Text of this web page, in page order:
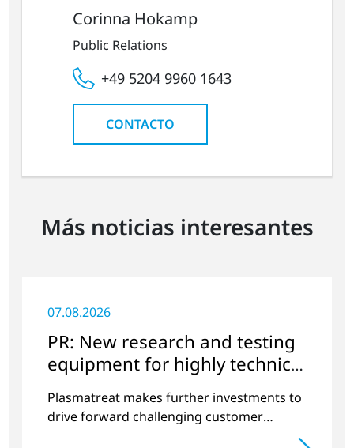
Corinna Hokamp
Public Relations
+49 5204 9960 1643
CONTACTO
Más noticias interesantes
07.08.2026
PR: New research and testing
equipment for highly technical
surface treatment
Plasmatreat makes further investments to
drive forward challenging customer